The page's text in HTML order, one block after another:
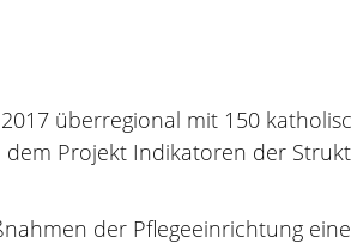
überregional mit 150
Projekt Indikatoren der
der Pflegeeinrichtung eine